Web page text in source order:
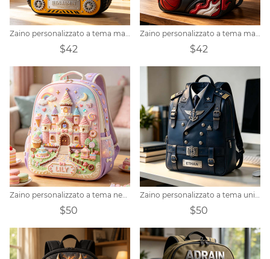
Zaino personalizzato a tema macchinari edili.
$42
Zaino personalizzato a tema maglia da basket
$42
Zaino personalizzato a tema negozio di caramelle e dolciumi.
$50
Zaino personalizzato a tema uniforme da capitano
$50